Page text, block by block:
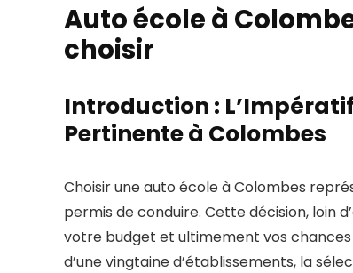
Auto école à
choisir
Introduction :
Pertinente à Colombes
Choisir une auto école à Colombes
permis de conduire. Cette décision, loin
votre budget et ultimement vos
d’une vingtaine d’établissements, la